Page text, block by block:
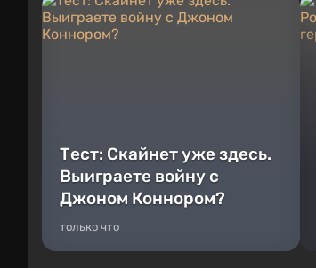
Тест: Скайнет уже здесь.
Выиграете войну с
Джоном Коннором?
только что